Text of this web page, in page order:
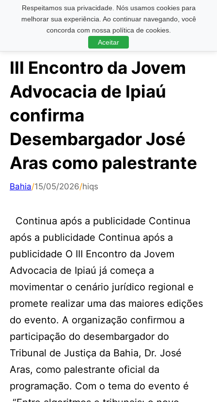
Respeitamos sua privacidade. Nós usamos cookies para
melhorar sua experiência. Ao continuar navegando, você
concorda com nossa política de cookies.
Aceitar
Pesquisar ...
III Encontro da Jovem
Advocacia de Ipiaú
confirma
Desembargador José
Aras como palestrante
Bahia/15/05/2026/hiqs
Continua após a publicidade Continua
após a publicidade Continua após a
publicidade O III Encontro da Jovem
Advocacia de Ipiaú já começa a
movimentar o cenário jurídico regional e
promete realizar uma das maiores edições
do evento. A organização confirmou a
participação do desembargador do
Tribunal de Justiça da Bahia, Dr. José
Aras, como palestrante oficial da
programação. Com o tema do evento é